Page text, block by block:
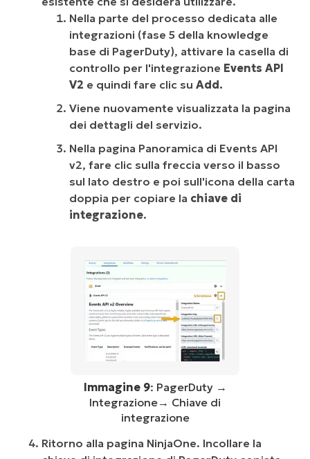
Nella parte del processo dedicata alle
integrazioni (fase 5 della knowledge
base di PagerDuty), attivare la casella di
controllo per l'integrazione Events API
V2 e quindi fare clic su Add.
Viene nuovamente visualizzata la pagina
dei dettagli del servizio.
Nella pagina Panoramica di Events API
v2, fare clic sulla freccia verso il basso
sul lato destro e poi sull'icona della carta
doppia per copiare la chiave di
integrazione.
Immagine 9: PagerDuty →
Integrazione→ Chiave di
integrazione
Ritorno alla pagina NinjaOne. Incollare la